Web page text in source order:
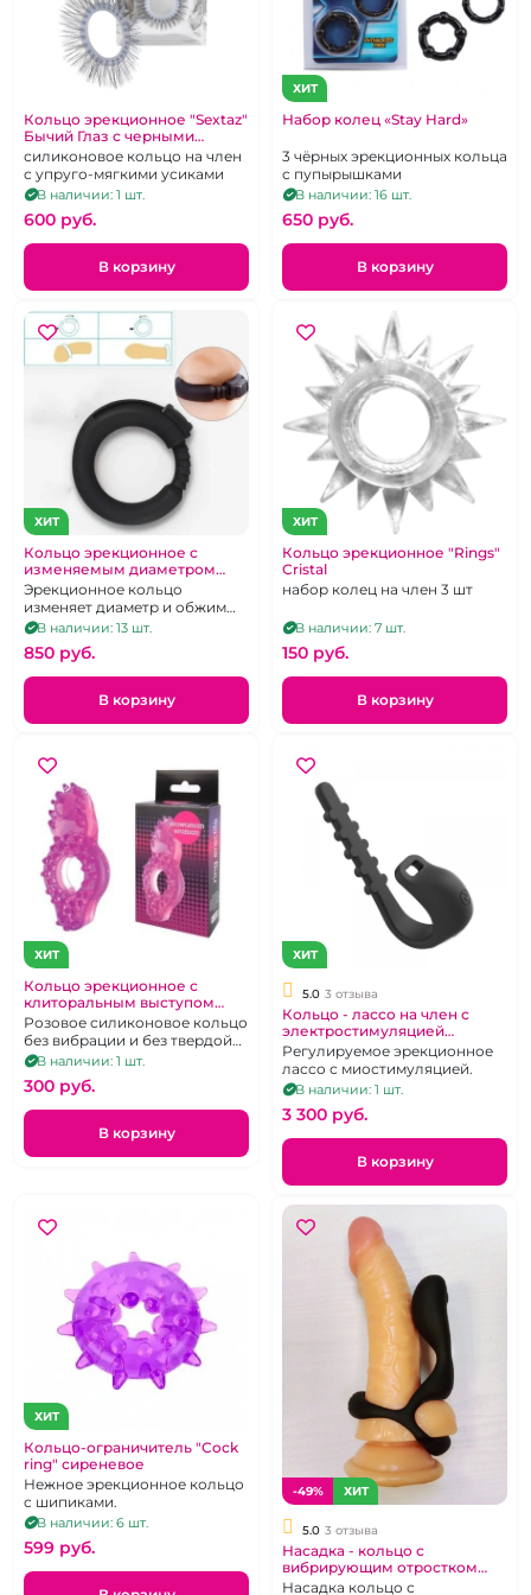
Кольцо эрекционное "Sextaz"
Бычий Глаз с черными
ресничками
силиконовое кольцо на член
с упруго-мягкими усиками
В наличии: 1 шт.
600 pуб.
В корзину
ХИТ
Набор колец «Stay Hard»
3 чёрных эрекционных кольца
с пупырышками
В наличии: 16 шт.
650 pуб.
В корзину
ХИТ
Кольцо эрекционное с
изменяемым диаметром
"Joker"
Эрекционное кольцо
изменяет диаметр и обжим
без отрыва от секса. Черное
или белое
В наличии: 13 шт.
850 pуб.
В корзину
ХИТ
Кольцо эрекционное "Rings"
Сristal
набор колец на член 3 шт
В наличии: 7 шт.
150 pуб.
В корзину
ХИТ
Кольцо эрекционное с
клиторальным выступом
«Эровумен»
Розовое силиконовое кольцо
без вибрации и без твердой
бусины внутри
В наличии: 1 шт.
300 pуб.
В корзину
ХИТ
5.0 3 отзыва
Кольцо - лассо на член с
электростимуляцией
регулируемый диаметр "S-
hande" Lightning ring черное
Регулируемое эрекционное
лассо с миостимуляцией.
В наличии: 1 шт.
3 300 pуб.
В корзину
ХИТ
Кольцо-ограничитель "Cock
ring" сиреневое
Нежное эрекционное кольцо
с шипиками.
В наличии: 6 шт.
599 pуб.
-49% ХИТ
5.0 3 отзыва
Насадка - кольцо с
вибрирующим отростком
для массажа члена "Мужское
Насадка кольцо с